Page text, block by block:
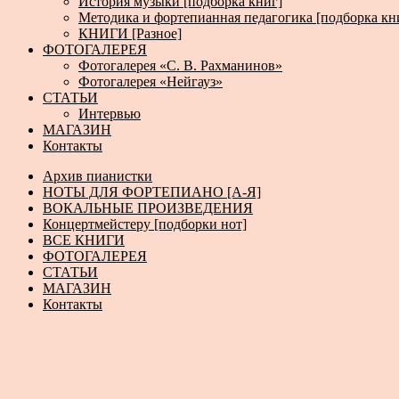
Методика и фортепианная педагогика [подборка
КНИГИ [Разное]
ФОТОГАЛЕРЕЯ
Фотогалерея «С. В. Рахманинов»
Фотогалерея «Нейгауз»
СТАТЬИ
Интервью
МАГАЗИН
Контакты
Архив пианистки
НОТЫ ДЛЯ ФОРТЕПИАНО [А-Я]
ВОКАЛЬНЫЕ ПРОИЗВЕДЕНИЯ
Концертмейстеру [подборки нот]
ВСЕ КНИГИ
ФОТОГАЛЕРЕЯ
СТАТЬИ
МАГАЗИН
Контакты